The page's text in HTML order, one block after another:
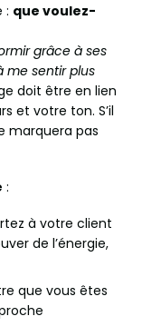
: que voulez-
grâce à ses
me sentir plus
doit être en lien
et votre ton. S’il
marquera pas
:
à votre client
de l’énergie,
que vous êtes